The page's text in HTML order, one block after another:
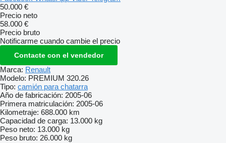
50.000 €
Precio neto
58.000 €
Precio bruto
Notificarme cuando cambie el precio
Contacte con el vendedor
Marca: Renault
Modelo: PREMIUM 320.26
Tipo: camión para chatarra
Año de fabricación: 2005-06
Primera matriculación: 2005-06
Kilometraje: 688.000 km
Capacidad de carga: 13.000 kg
Peso neto: 13.000 kg
Peso bruto: 26.000 kg